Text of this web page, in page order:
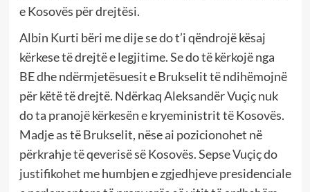
e Kosovës për drejtësi.
Albin Kurti bëri me dije se do t’i qëndrojë kësaj
kërkese të drejtë e legjitime. Se do të kërkojë nga
BE dhe ndërmjetësuesit e Brukselit të ndihëmojnë
për këtë të drejtë. Ndërkaq Aleksandër Vuçiç nuk
do ta pranojë kërkesën e kryeministrit të Kosovës.
Madje as të Brukselit, nëse ai pozicionohet në
përkrahje të qeverisë së Kosovës. Sepse Vuçiç do
justifikohet me humbjen e zgjedhjeve presidenciale